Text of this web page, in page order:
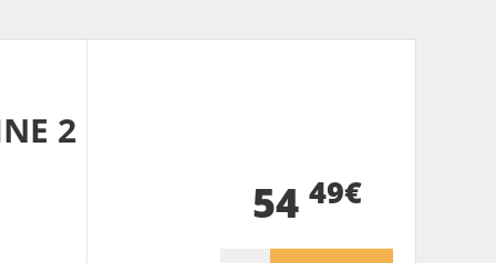
2
54 49€